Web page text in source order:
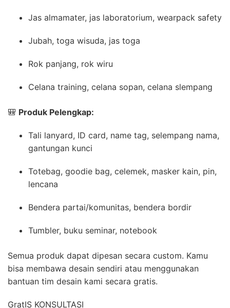
Jas almamater, jas laboratorium, wearpack safety
Jubah, toga wisuda, jas toga
Rok panjang, rok wiru
Celana training, celana sopan, celana slempang
🎒 Produk Pelengkap:
Tali lanyard, ID card, name tag, selempang nama,
gantungan kunci
Totebag, goodie bag, celemek, masker kain, pin,
lencana
Bendera partai/komunitas, bendera bordir
Tumbler, buku seminar, notebook
Semua produk dapat dipesan secara custom. Kamu
bisa membawa desain sendiri atau menggunakan
bantuan tim desain kami secara gratis.
GratIS KONSULTASI